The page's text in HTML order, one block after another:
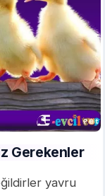
Gerekenler
yavru